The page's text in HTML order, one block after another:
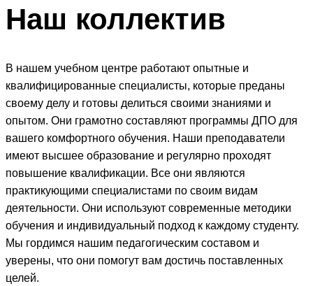
Наш коллектив
В нашем учебном центре работают опытные и
квалифицированные специалисты, которые преданы
своему делу и готовы делиться своими знаниями и
опытом. Они грамотно составляют программы ДПО для
вашего комфортного обучения. Наши преподаватели
имеют высшее образование и регулярно проходят
повышение квалификации. Все они являются
практикующими специалистами по своим видам
деятельности. Они используют современные методики
обучения и индивидуальный подход к каждому студенту.
Мы гордимся нашим педагогическим составом и
уверены, что они помогут вам достичь поставленных
целей.